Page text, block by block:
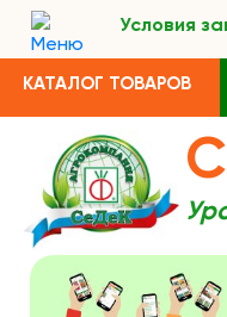
Условия
КАТАЛОГ ТОВАРОВ